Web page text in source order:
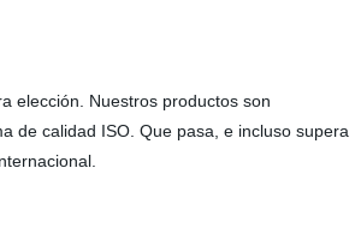
elección. Nuestros productos son
de calidad ISO. Que pasa, e incluso supera